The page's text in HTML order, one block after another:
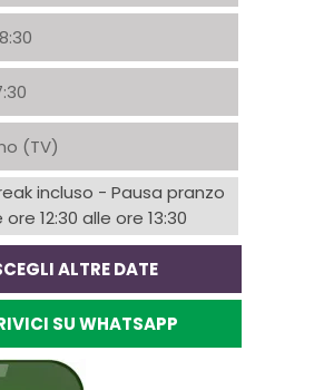
(TV)
incluso - Pausa pranzo
12:30 alle ore 13:30
ALTRE DATE
SU WHATSAPP